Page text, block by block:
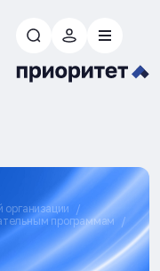
организации
программам